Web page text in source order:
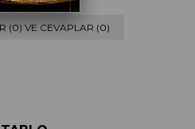
(0) VE CEVAPLAR (0)